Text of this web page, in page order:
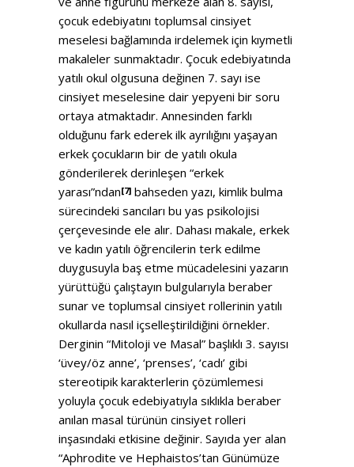
çocuk edebiyatını toplumsal cinsiyet
meselesi bağlamında irdelemek için kıymetli
makaleler sunmaktadır. Çocuk edebiyatında
yatılı okul olgusuna değinen 7. sayı ise
cinsiyet meselesine dair yepyeni bir soru
ortaya atmaktadır. Annesinden farklı
olduğunu fark ederek ilk ayrılığını yaşayan
erkek çocukların bir de yatılı okula
gönderilerek derinleşen “erkek
yarası”ndan[7] bahseden yazı, kimlik bulma
sürecindeki sancıları bu yas psikolojisi
çerçevesinde ele alır. Dahası makale, erkek
ve kadın yatılı öğrencilerin terk edilme
duygusuyla baş etme mücadelesini yazarın
yürüttüğü çalıştayın bulgularıyla beraber
sunar ve toplumsal cinsiyet rollerinin yatılı
okullarda nasıl içselleştirildiğini örnekler.
Derginin “Mitoloji ve Masal” başlıklı 3. sayısı
‘üvey/öz anne’, ‘prenses’, ‘cadı’ gibi
stereotipik karakterlerin çözümlemesi
yoluyla çocuk edebiyatıyla sıklıkla beraber
anılan masal türünün cinsiyet rolleri
inşasındaki etkisine değinir. Sayıda yer alan
“Aphrodite ve Hephaistos’tan Günümüze